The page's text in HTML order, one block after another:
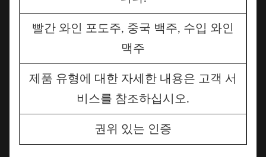
빨간 와인 포도주, 중국 백주, 수입 와인
맥주
제품 유형에 대한 자세한 내용은 고객 서
비스를 참조하십시오.
권위 있는 인증